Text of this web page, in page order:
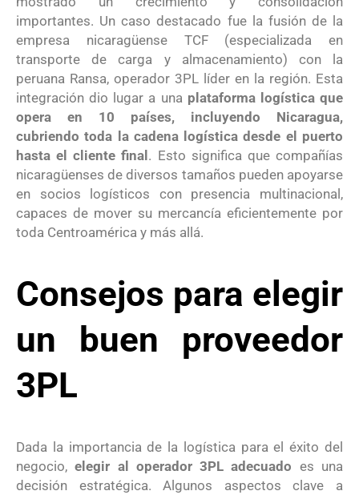
importantes. Un caso destacado fue la fusión de la
empresa nicaragüense TCF (especializada en
transporte de carga y almacenamiento) con la
peruana Ransa, operador 3PL líder en la región. Esta
integración dio lugar a una plataforma logística que
opera en 10 países, incluyendo Nicaragua,
cubriendo toda la cadena logística desde el puerto
hasta el cliente final . Esto significa que compañías
nicaragüenses de diversos tamaños pueden apoyarse
en socios logísticos con presencia multinacional,
capaces de mover su mercancía eficientemente por
toda Centroamérica y más allá.
Consejos para elegir
un buen proveedor
3PL
Dada la importancia de la logística para el éxito del
negocio,elegir al operador 3PL adecuado es una
decisión estratégica. Algunos aspectos clave a